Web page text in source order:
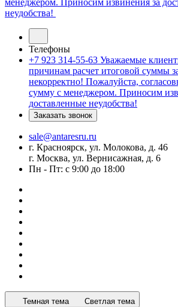
менеджером. Приносим извинения за
неудобства!
Телефоны
+7 923 314-55-63 Уважаемые
причинам расчет итоговой суммы
некорректно! Пожалуйста,
сумму с менеджером. Приносим
доставленные неудобства!
Заказать звонок
sale@antaresru.ru
г. Красноярск, ул. Молокова, д. 46
г. Москва, ул. Вернисажная, д. 6
Пн - Пт: с 9:00 до 18:00
Темная тема Светлая тема